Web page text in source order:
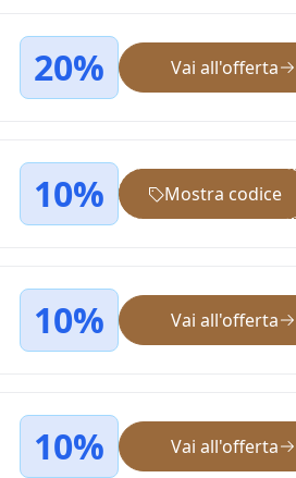
20% Vai all'offerta
10% ••••••
Mostra codice
10% Vai all'offerta
10% Vai all'offerta